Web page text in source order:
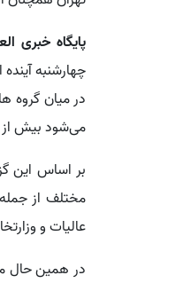
پایگاه خبری
چهارشنبه
در میان گروه
می‌شود بیش از
بر اساس این
مختلف از
عالیات و
در همین حال